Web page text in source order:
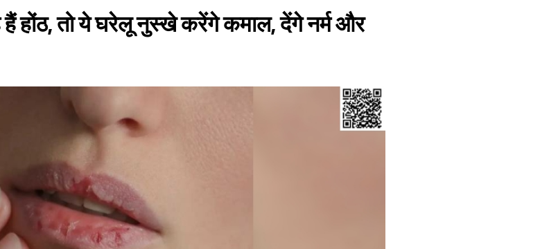
होंठ, तो ये घरेलू नुस्खे करेंगे कमाल, देंगे नर्म और